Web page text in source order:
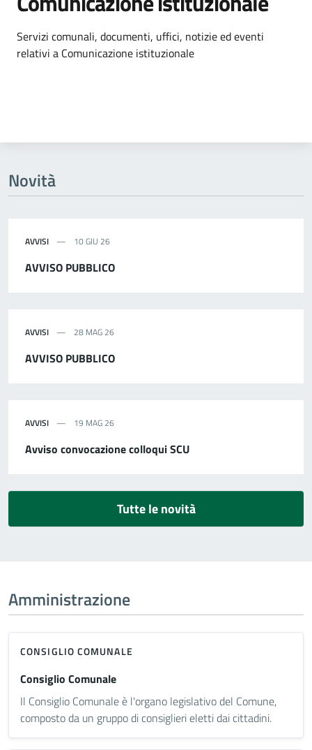
Dettagli dell'argomento
Servizi comunali, documenti, uffici, notizie ed eventi
relativi a Comunicazione istituzionale
Novità
AVVISI 10 GIU 26
AVVISO PUBBLICO
AVVISI 28 MAG 26
AVVISO PUBBLICO
AVVISI 19 MAG 26
Avviso convocazione colloqui SCU
Tutte le novità
Amministrazione
CONSIGLIO COMUNALE
Consiglio Comunale
Il Consiglio Comunale è l'organo legislativo del Comune,
composto da un gruppo di consiglieri eletti dai cittadini.